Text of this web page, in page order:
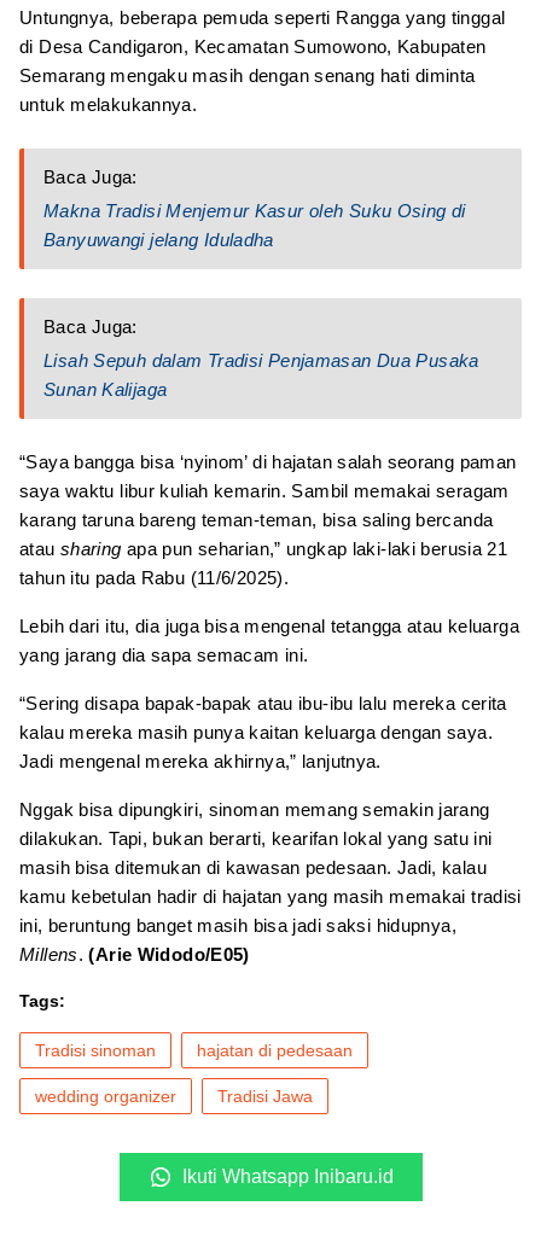
Untungnya, beberapa pemuda seperti Rangga yang tinggal
di Desa Candigaron, Kecamatan Sumowono, Kabupaten
Semarang mengaku masih dengan senang hati diminta
untuk melakukannya.
Baca Juga:
Makna Tradisi Menjemur Kasur oleh Suku Osing di
Banyuwangi jelang Iduladha
Baca Juga:
Lisah Sepuh dalam Tradisi Penjamasan Dua Pusaka
Sunan Kalijaga
“Saya bangga bisa ‘nyinom’ di hajatan salah seorang paman
saya waktu libur kuliah kemarin. Sambil memakai seragam
karang taruna bareng teman-teman, bisa saling bercanda
atau sharing apa pun seharian,” ungkap laki-laki berusia 21
tahun itu pada Rabu (11/6/2025).
Lebih dari itu, dia juga bisa mengenal tetangga atau keluarga
yang jarang dia sapa semacam ini.
“Sering disapa bapak-bapak atau ibu-ibu lalu mereka cerita
kalau mereka masih punya kaitan keluarga dengan saya.
Jadi mengenal mereka akhirnya,” lanjutnya.
Nggak bisa dipungkiri, sinoman memang semakin jarang
dilakukan. Tapi, bukan berarti, kearifan lokal yang satu ini
masih bisa ditemukan di kawasan pedesaan. Jadi, kalau
kamu kebetulan hadir di hajatan yang masih memakai tradisi
ini, beruntung banget masih bisa jadi saksi hidupnya,
Millens.(Arie Widodo/E05)
Tags:
Tradisi sinoman hajatan di pedesaan
wedding organizer Tradisi Jawa
Ikuti Whatsapp Inibaru.id